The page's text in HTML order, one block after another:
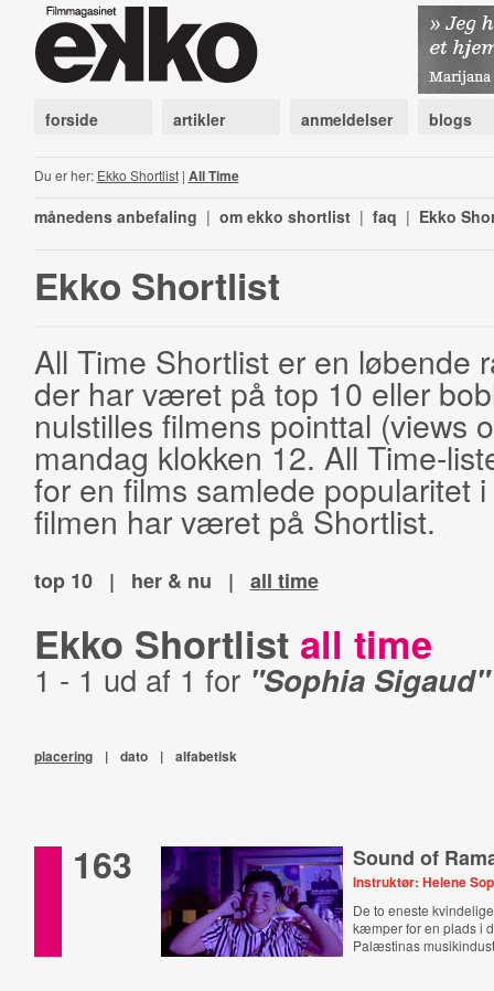
forside artikler anmeldelser blogs
Du er her: Ekko Shortlist| All Time
månedens anbefaling | om ekko shortlist | faq | Ekko
Ekko Shortlist
All Time Shortlist er en løbende
der har været på top 10 eller
nulstilles filmens pointtal (views
mandag klokken 12. All Time-
for en films samlede popularitet
filmen har været på Shortlist.
top 10 | her & nu | all time
Ekko Shortlist all time
1 - 1 ud af 1 for "Sophia Sigaud"
placering | dato | alfabetisk
163 Sound of
Instruktør: Helene
De to eneste
kæmper for en plads i
Palæstinas